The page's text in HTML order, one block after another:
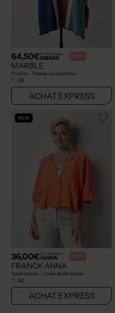
64,50€Prix boutique :
129,00€ -50%
MARBLE
Poncho - Tissage jacquard bleu
T : 38
ACHAT EXPRESS
NEW
36,00€Prix boutique :
72,00€ -50%
FRANCK ANNA
Veste casual - Coupe droite orange
T : 42
ACHAT EXPRESS